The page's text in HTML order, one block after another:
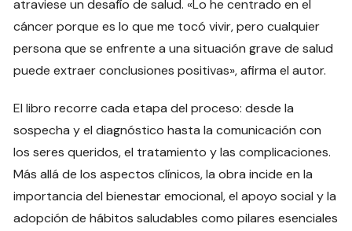
atraviese un desafío de salud. «Lo he centrado en el
cáncer porque es lo que me tocó vivir, pero cualquier
persona que se enfrente a una situación grave de salud
puede extraer conclusiones positivas», afirma el autor.
El libro recorre cada etapa del proceso: desde la
sospecha y el diagnóstico hasta la comunicación con
los seres queridos, el tratamiento y las complicaciones.
Más allá de los aspectos clínicos, la obra incide en la
importancia del bienestar emocional, el apoyo social y la
adopción de hábitos saludables como pilares esenciales